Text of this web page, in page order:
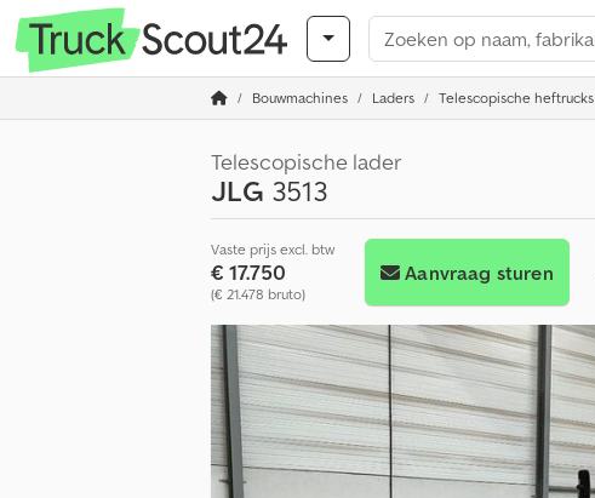
Bouwmachines Laders Telescopische heftrucks
Telescopische lader
JLG 3513
Vaste prijs excl. btw
€ 17.750
(€ 21.478 bruto)
Aanvraag sturen